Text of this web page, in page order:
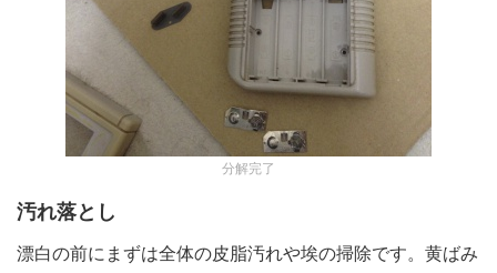
分解完了
汚れ落とし
漂白の前にまずは全体の皮脂汚れや埃の掃除です。黄ばみ